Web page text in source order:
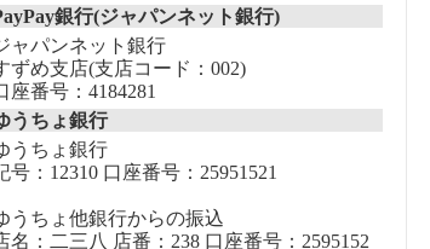
銀行(ジャパンネット銀行)
ャパンネット銀行
ずめ支店(支店コード：002)
座番号：4184281
うちょ銀行
うちょ銀行
号：12310 口座番号：25951521
うちょ他銀行からの振込
名：二三八 店番：238 口座番号：2595152